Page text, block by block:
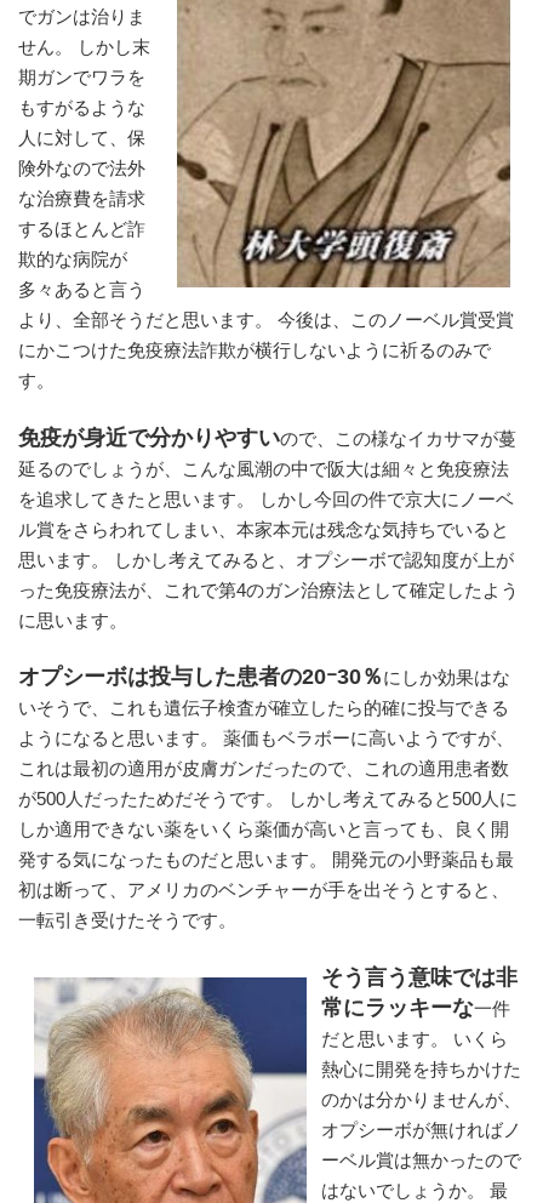
でガンは治りま
せん。 しかし末
期ガンでワラを
もすがるような
人に対して、保
険外なので法外
な治療費を請求
するほとんど詐
欺的な病院が
多々あると言う
より、全部そうだと思います。 今後は、このノーベル賞受賞
にかこつけた免疫療法詐欺が横行しないように祈るのみで
す。
免疫が身近で分かりやすいので、この様なイカサマが蔓
延るのでしょうが、こんな風潮の中で阪大は細々と免疫療法
を追求してきたと思います。 しかし今回の件で京大にノーベ
ル賞をさらわれてしまい、本家本元は残念な気持ちでいると
思います。 しかし考えてみると、オプシーボで認知度が上が
った免疫療法が、これで第4のガン治療法として確定したよう
に思います。
オプシーボは投与した患者の20ｰ30％にしか効果はな
いそうで、これも遺伝子検査が確立したら的確に投与できる
ようになると思います。 薬価もベラボーに高いようですが、
これは最初の適用が皮膚ガンだったので、これの適用患者数
が500人だったためだそうです。 しかし考えてみると500人に
しか適用できない薬をいくら薬価が高いと言っても、良く開
発する気になったものだと思います。 開発元の小野薬品も最
初は断って、アメリカのベンチャーが手を出そうとすると、
一転引き受けたそうです。
そう言う意味では非
常にラッキーな一件
だと思います。 いくら
熱心に開発を持ちかけた
のかは分かりませんが、
オプシーボが無ければノ
ーベル賞は無かったので
はないでしょうか。 最